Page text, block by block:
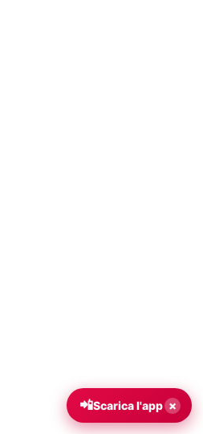
📲Scarica l'app ×